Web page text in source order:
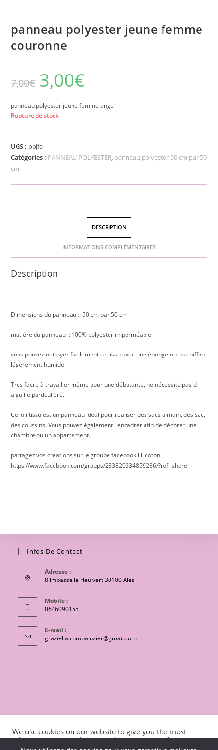
panneau polyester jeune femme
couronne
7,00€ 3,00€
panneau polyester jeune femme ange
Rupture de stock
UGS : ppjfa
Catégories : PANNEAU POLYESTER, panneau polyester 50 cm par 50
cm
DESCRIPTION
INFORMATIONS COMPLÉMENTAIRES
Description
Dimensions du panneau : 50 cm par 50 cm
matière du panneau : 100% polyester imperméable
vous pouvez nettoyer facilement ce tissu avec une éponge ou un chiffon
légèrement humide
Très facile à travailler même pour une débutante, ne nécessite pas d
aiguille particulière.
Ce joli tissu est un panneau idéal pour réaliser des sacs à main, des sac,
des coussins. Vous pouvez également l encadrer afin de décorer une
chambre ou un appartement.
partagez vos créations sur le groupe facebook lili coton
https://www.facebook.com/groups/233820334859286/?ref=share
Infos De Contact
Adresse :
8 impasse le rieu vert 30100 Alès
Mobile :
0646090155
E-mail :
graziella.combaluzier@gmail.comS’ouvre
CONTACT
Conditions générales de vente
Mentions légales et politique de confidentialité
Livraisons
We use cookies on our website to give you the most
relevant experience by remembering your preferences